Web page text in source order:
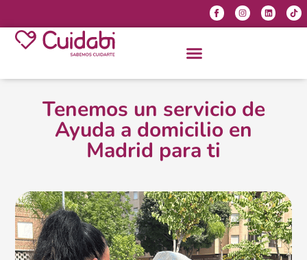
Tenemos un servicio de
Ayuda a domicilio en
Madrid para ti